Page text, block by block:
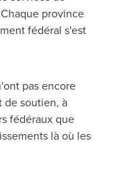
province
fédéral s'est
pas encore
de soutien, à
fédéraux que
là où les